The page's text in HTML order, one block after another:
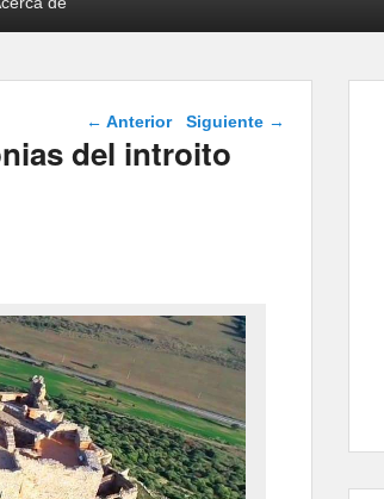
Navegación de
← Anterior Siguiente →
del introito